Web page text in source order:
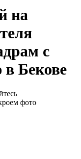
на
с
в Бекове
фото